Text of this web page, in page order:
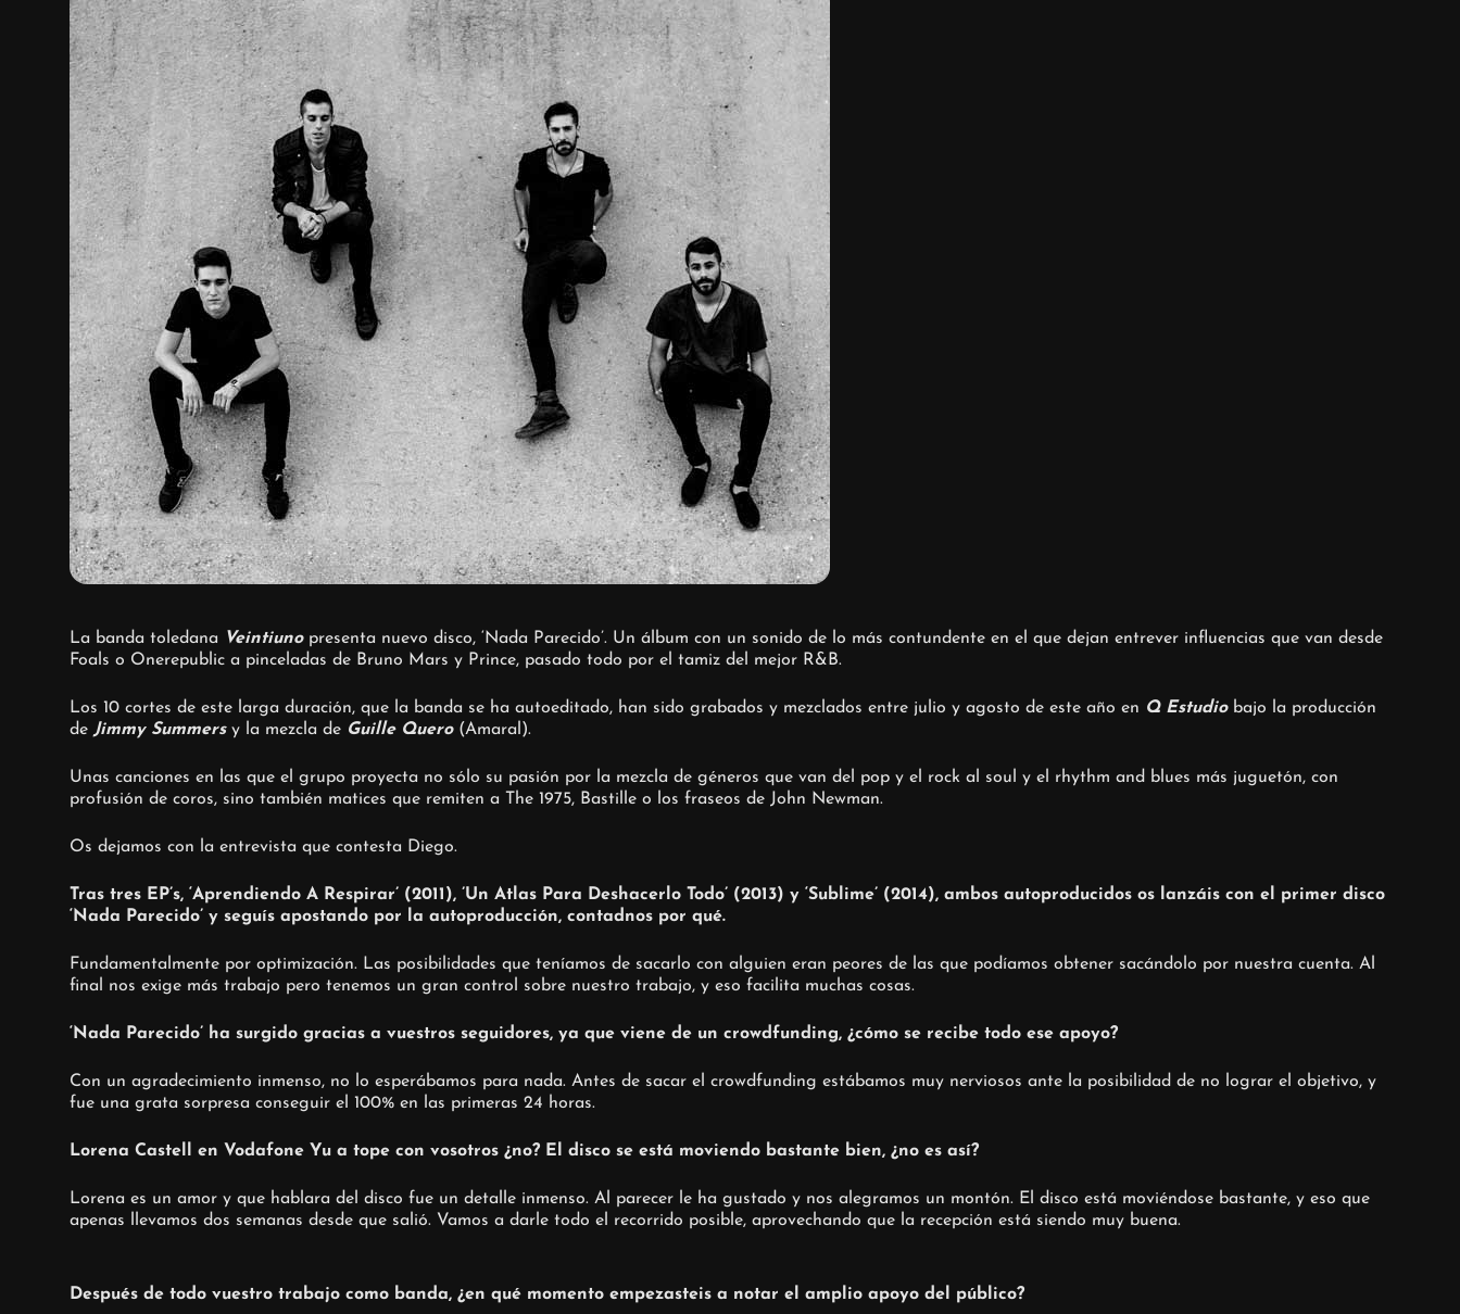
La banda toledana Veintiunopresenta nuevo disco, ‘Nada Parecido’. Un álbum con un sonido de lo más contundente en el que dejan entrever influencias que van desde
Foals o Onerepublic a pinceladas de Bruno Mars y Prince, pasado todo por el tamiz del mejor R&B.
Los 10 cortes de este larga duración, que la banda se ha autoeditado, han sido grabados y mezclados entre julio y agosto de este año en Q Estudiobajo la producción
de Jimmy Summersy la mezcla de Guille Quero(Amaral).
Unas canciones en las que el grupo proyecta no sólo su pasión por la mezcla de géneros que van del pop y el rock al soul y el rhythm and blues más juguetón, con
profusión de coros, sino también matices que remiten a The 1975, Bastille o los fraseos de John Newman.
Os dejamos con la entrevista que contesta Diego.
Tras tres EP’s, ‘Aprendiendo A Respirar’ (2011), ’Un Atlas Para Deshacerlo Todo’ (2013) y ‘Sublime’ (2014), ambos autoproducidos os lanzáis con el primer disco
‘Nada Parecido’ y seguís apostando por la autoproducción, contadnos por qué.
Fundamentalmente por optimización. Las posibilidades que teníamos de sacarlo con alguien eran peores de las que podíamos obtener sacándolo por nuestra cuenta. Al
final nos exige más trabajo pero tenemos un gran control sobre nuestro trabajo, y eso facilita muchas cosas.
‘Nada Parecido’ ha surgido gracias a vuestros seguidores, ya que viene de un crowdfunding, ¿cómo se recibe todo ese apoyo?
Con un agradecimiento inmenso, no lo esperábamos para nada. Antes de sacar el crowdfunding estábamos muy nerviosos ante la posibilidad de no lograr el objetivo, y
fue una grata sorpresa conseguir el 100% en las primeras 24 horas.
Lorena Castell en Vodafone Yu a tope con vosotros ¿no? El disco se está moviendo bastante bien, ¿no es así?
Lorena es un amor y que hablara del disco fue un detalle inmenso. Al parecer le ha gustado y nos alegramos un montón. El disco está moviéndose bastante, y eso que
apenas llevamos dos semanas desde que salió. Vamos a darle todo el recorrido posible, aprovechando que la recepción está siendo muy buena.
Después de todo vuestro trabajo como banda, ¿en qué momento empezasteis a notar el amplio apoyo del público?